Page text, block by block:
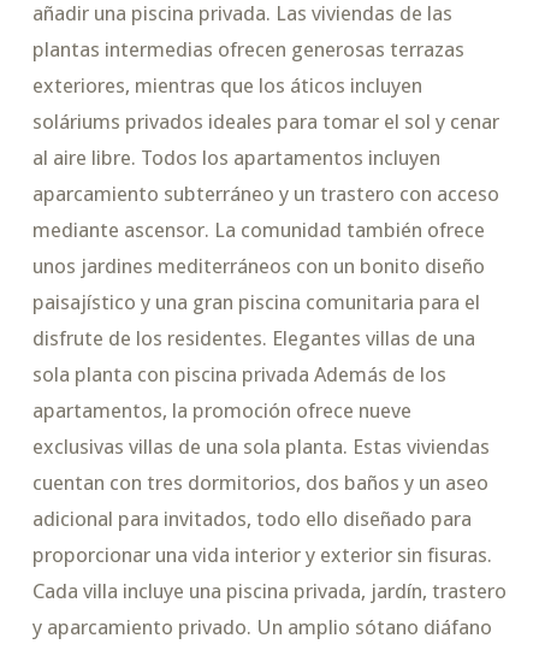
añadir una piscina privada. Las viviendas de las
plantas intermedias ofrecen generosas terrazas
exteriores, mientras que los áticos incluyen
soláriums privados ideales para tomar el sol y cenar
al aire libre. Todos los apartamentos incluyen
aparcamiento subterráneo y un trastero con acceso
mediante ascensor. La comunidad también ofrece
unos jardines mediterráneos con un bonito diseño
paisajístico y una gran piscina comunitaria para el
disfrute de los residentes. Elegantes villas de una
sola planta con piscina privada Además de los
apartamentos, la promoción ofrece nueve
exclusivas villas de una sola planta. Estas viviendas
cuentan con tres dormitorios, dos baños y un aseo
adicional para invitados, todo ello diseñado para
proporcionar una vida interior y exterior sin fisuras.
Cada villa incluye una piscina privada, jardín, trastero
y aparcamiento privado. Un amplio sótano diáfano